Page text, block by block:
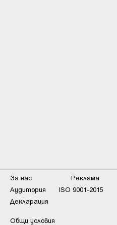
За нас
Реклама
Аудитория
ISO 9001-2015
Декларация
Общи условия